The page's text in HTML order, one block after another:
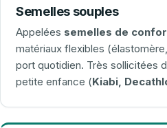
Semelles souples
Appelées semelles de
matériaux flexibles
port quotidien. Très sollicitées
petite enfance (Kiabi,